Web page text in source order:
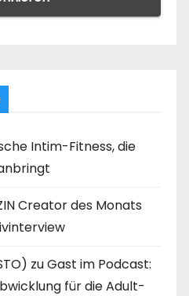
Intim-Fitness, die
Creator des Monats
zu Gast im Podcast:
für die Adult-